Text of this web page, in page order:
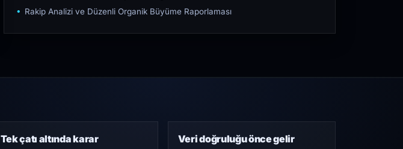
Rakip Analizi ve Düzenli Organik Büyüme Raporlaması
Tek çatı altında karar Veri doğruluğu önce gelir